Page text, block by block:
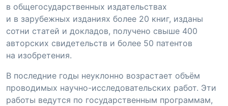
в общегосударственных издательствах
и в зарубежных изданиях более 20 книг, изданы
сотни статей и докладов, получено свыше 400
авторских свидетельств и более 50 патентов
на изобретения.
В последние годы неуклонно возрастает объём
проводимых научно-исследовательских работ. Эти
работы ведутся по государственным программам,